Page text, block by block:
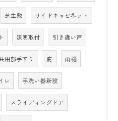
芝生敷 サイドキャビネット
照明取付 引き違い戸
用部手すり 庇 雨樋
レ 手洗い器新設
スライディングドア